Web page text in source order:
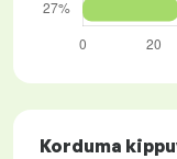
Korduma